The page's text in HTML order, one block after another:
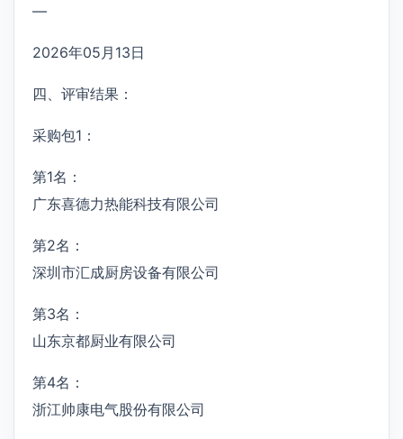
—
2026年05月13日
四、评审结果：
采购包1：
第1名：
广东喜德力热能科技有限公司
第2名：
深圳市汇成厨房设备有限公司
第3名：
山东京都厨业有限公司
第4名：
浙江帅康电气股份有限公司